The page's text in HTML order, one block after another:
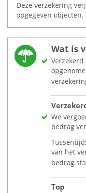
Deze verzekering
opgegeven objecten.
Wat is
We
bedrag
van het
bedrag
Top